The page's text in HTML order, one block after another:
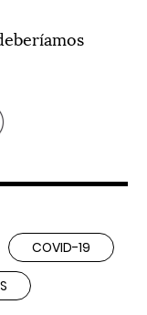
COVID-19